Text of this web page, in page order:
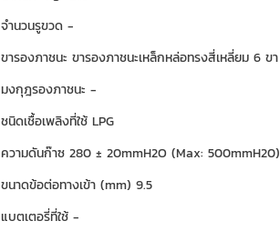
จำนวนรูขวด -
ขารองภาชนะ ขารองภาชนะเหล็กหล่อทรงสี่เหลี่ยม 6 ขา
มงกุฎรองภาชนะ -
ชนิดเชื้อเพลิงที่ใช้ LPG
ความดันก๊าซ 280 ± 20mmH2O (Max: 500mmH20)
ขนาดข้อต่อทางเข้า (mm) 9.5
แบตเตอรี่ที่ใช้ -